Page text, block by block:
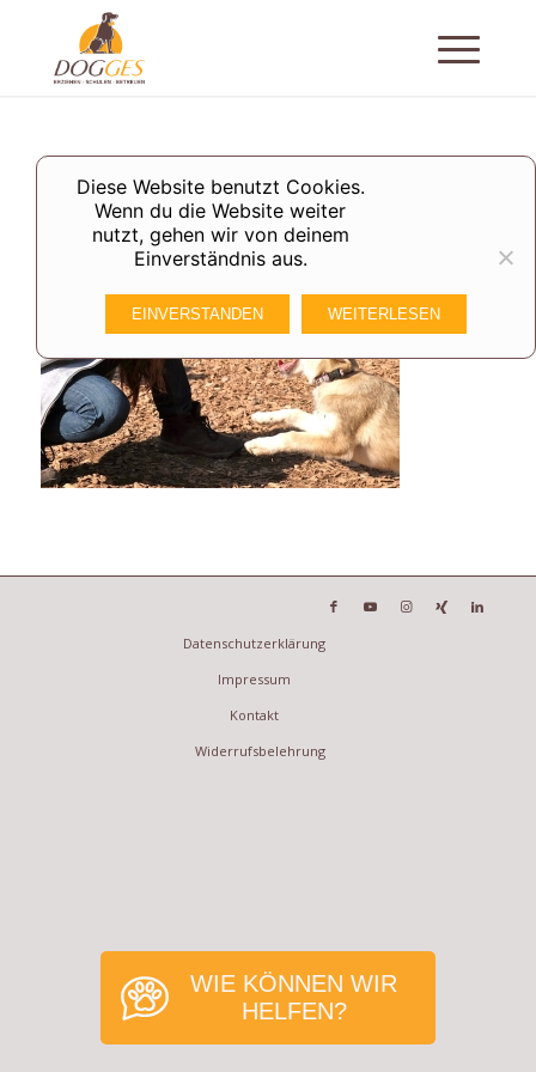
WIE KÖNNEN WIR
HELFEN?
Datenschutzerklärung
Impressum
Kontakt
Widerrufsbelehrung
Diese Website benutzt Cookies.
Wenn du die Website weiter
nutzt, gehen wir von deinem
Einverständnis aus.
EINVERSTANDEN WEITERLESEN